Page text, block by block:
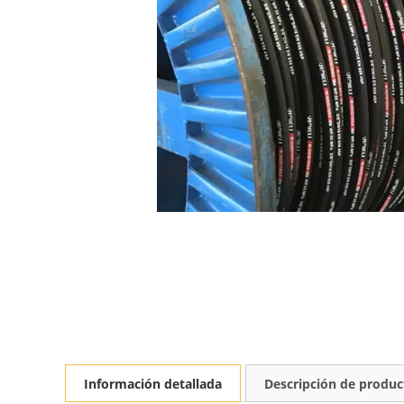
Información detallada Descripción de